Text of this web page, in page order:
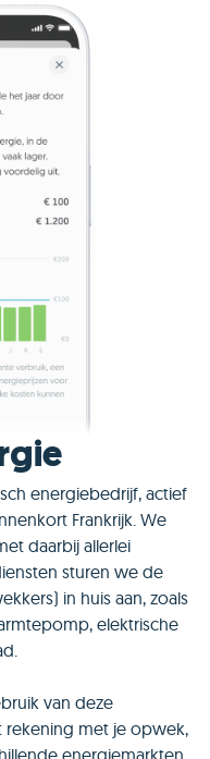
energiebedrijf, actief
Frankrijk. We
daarbij allerlei
sturen we de
in huis aan, zoals
elektrische
van deze
rekening met je opwek,
energiemarkten.